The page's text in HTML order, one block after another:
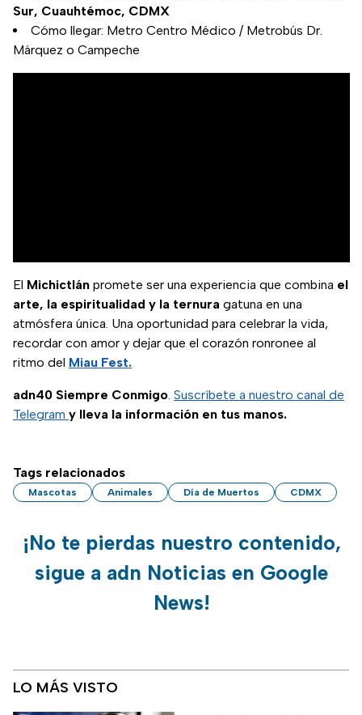
Sur, Cuauhtémoc, CDMX
Cómo llegar: Metro Centro Médico / Metrobús Dr.
Márquez o Campeche
El Michictlán promete ser una experiencia que combina el
arte, la espiritualidad y la ternura gatuna en una
atmósfera única. Una oportunidad para celebrar la vida,
recordar con amor y dejar que el corazón ronronee al
ritmo del Miau Fest.
adn40 Siempre Conmigo. Suscríbete a nuestro canal de
Telegram y lleva la información en tus manos.
Tags relacionados
Mascotas Animales Día de Muertos CDMX
¡No te pierdas nuestro contenido,
sigue a adn Noticias en Google
News!
LO MÁS VISTO